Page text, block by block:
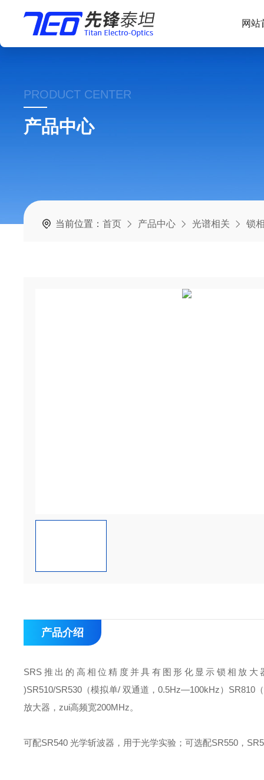
网站
PRODUCT CENTER
产品中心
当前位置：首页 产品中心 光谱相关 锁
产品介绍
SRS推出的高相位精度并具有图形化显示锁相放大
)SR510/SR530（模拟单/ 双通道，0.5Hz—100kHz） SR810
放大器，zui高频宽200MHz。
可配SR540 光学斩波器，用于光学实验；可选配SR550，